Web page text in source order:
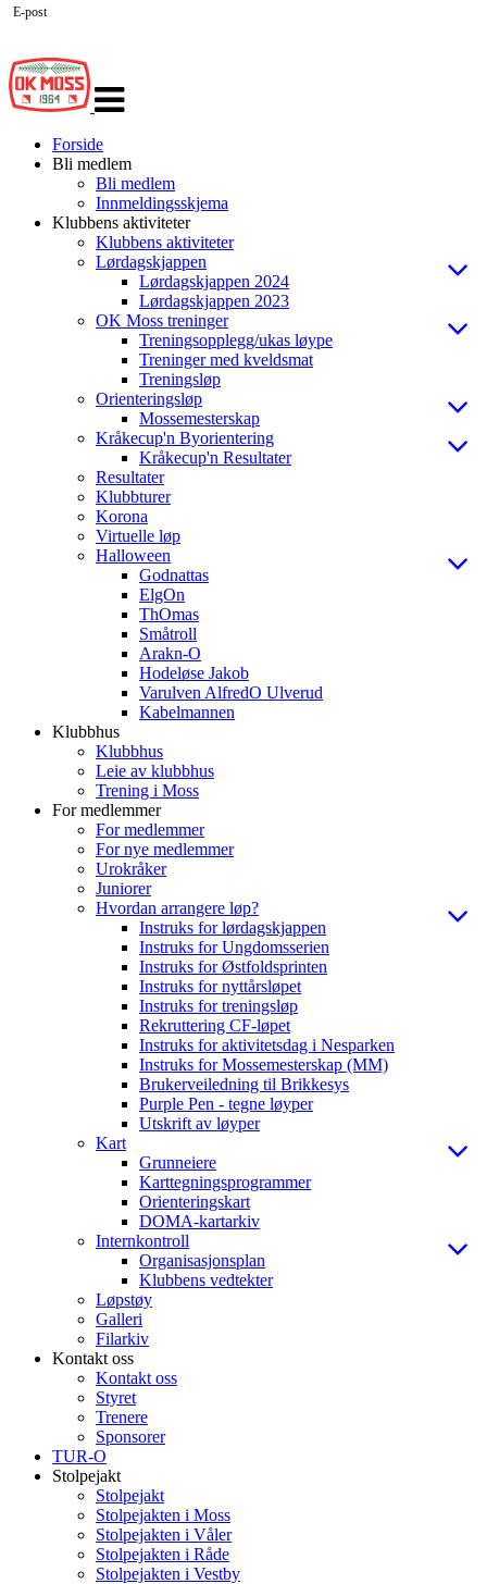
navigasjon
Forside
Bli medlem
Bli medlem
Innmeldingsskjema
Klubbens aktiviteter
Klubbens aktiviteter
Lørdagskjappen
Lørdagskjappen 2024
Lørdagskjappen 2023
OK Moss treninger
Treningsopplegg/ukas løype
Treninger med kveldsmat
Treningsløp
Orienteringsløp
Mossemesterskap
Kråkecup'n Byorientering
Kråkecup'n Resultater
Resultater
Klubbturer
Korona
Virtuelle løp
Halloween
Godnattas
ElgOn
ThOmas
Småtroll
Arakn-O
Hodeløse Jakob
Varulven AlfredO Ulverud
Kabelmannen
Klubbhus
Klubbhus
Leie av klubbhus
Trening i Moss
For medlemmer
For medlemmer
For nye medlemmer
Urokråker
Juniorer
Hvordan arrangere løp?
Instruks for lørdagskjappen
Instruks for Ungdomsserien
Instruks for Østfoldsprinten
Instruks for nyttårsløpet
Instruks for treningsløp
Rekruttering CF-løpet
Instruks for aktivitetsdag i Nesparken
Instruks for Mossemesterskap (MM)
Brukerveiledning til Brikkesys
Purple Pen - tegne løyper
Utskrift av løyper
Kart
Grunneiere
Karttegningsprogrammer
Orienteringskart
DOMA-kartarkiv
Internkontroll
Organisasjonsplan
Klubbens vedtekter
Løpstøy
Galleri
Filarkiv
Kontakt oss
Kontakt oss
Styret
Trenere
Sponsorer
TUR-O
Stolpejakt
Stolpejakt
Stolpejakten i Moss
Stolpejakten i Våler
Stolpejakten i Råde
Stolpejakten i Vestby
E-post